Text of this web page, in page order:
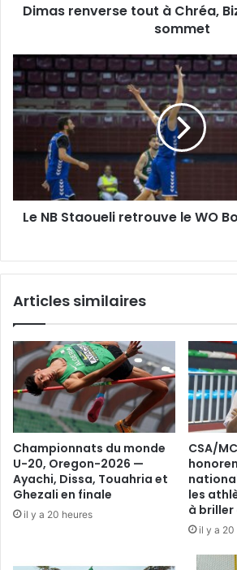
Dimas renverse tout à Chréa,
sommet
Le
NB
Staoueli
retrouve
Boufarik
finale
Le NB Staoueli retrouve le WO
Articles similaires
Championnats du monde
U-20, Oregon-2026 —
Ayachi, Dissa, Touahria et
Ghezali en finale
il y a 20 heures
CSA/
les
à briller
il y a 20